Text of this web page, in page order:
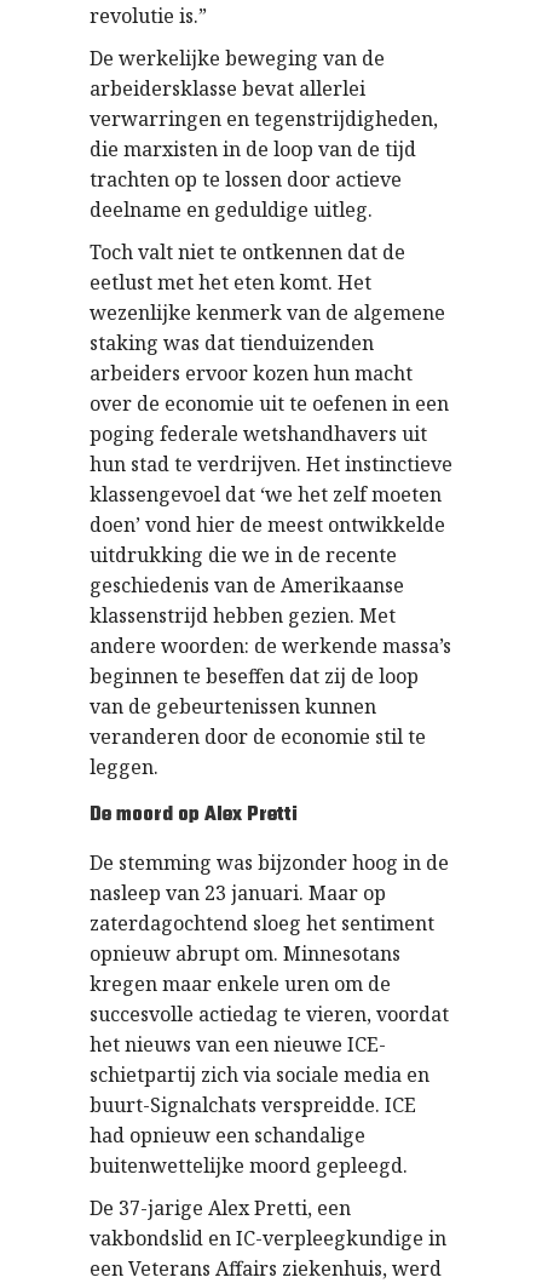
revolutie is.”
De werkelijke beweging van de
arbeidersklasse bevat allerlei
verwarringen en tegenstrijdigheden,
die marxisten in de loop van de tijd
trachten op te lossen door actieve
deelname en geduldige uitleg.
Toch valt niet te ontkennen dat de
eetlust met het eten komt. Het
wezenlijke kenmerk van de algemene
staking was dat tienduizenden
arbeiders ervoor kozen hun macht
over de economie uit te oefenen in een
poging federale wetshandhavers uit
hun stad te verdrijven. Het instinctieve
klassengevoel dat ‘we het zelf moeten
doen’ vond hier de meest ontwikkelde
uitdrukking die we in de recente
geschiedenis van de Amerikaanse
klassenstrijd hebben gezien. Met
andere woorden: de werkende massa’s
beginnen te beseffen dat zij de loop
van de gebeurtenissen kunnen
veranderen door de economie stil te
leggen.
De moord op Alex Pretti
De stemming was bijzonder hoog in de
nasleep van 23 januari. Maar op
zaterdagochtend sloeg het sentiment
opnieuw abrupt om. Minnesotans
kregen maar enkele uren om de
succesvolle actiedag te vieren, voordat
het nieuws van een nieuwe ICE-
schietpartij zich via sociale media en
buurt-Signalchats verspreidde. ICE
had opnieuw een schandalige
buitenwettelijke moord gepleegd.
De 37-jarige Alex Pretti, een
vakbondslid en IC-verpleegkundige in
een Veterans Affairs ziekenhuis, werd